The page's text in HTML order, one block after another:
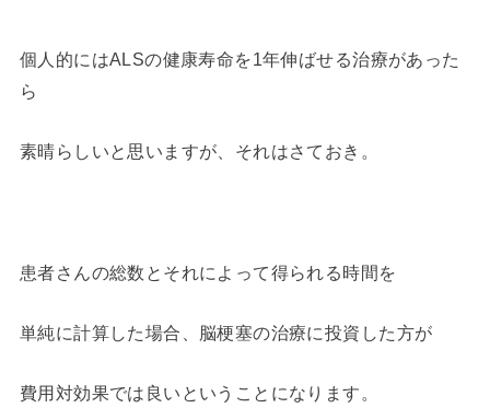
個人的にはALSの健康寿命を1年伸ばせる治療があった
ら
素晴らしいと思いますが、それはさておき。
患者さんの総数とそれによって得られる時間を
単純に計算した場合、脳梗塞の治療に投資した方が
費用対効果では良いということになります。